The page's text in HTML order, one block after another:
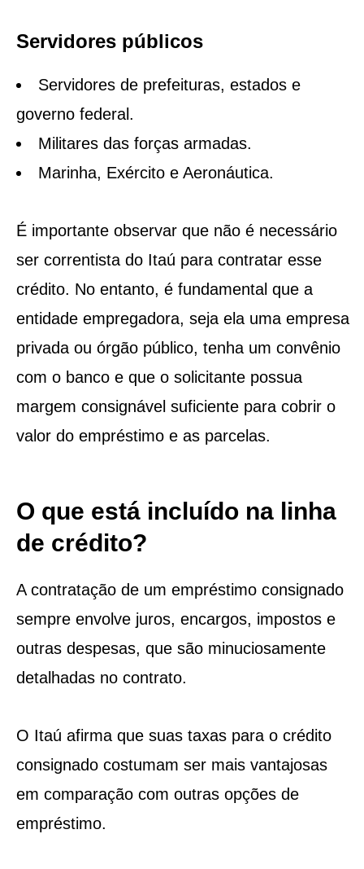
Servidores públicos
Servidores de prefeituras, estados e
governo federal.
Militares das forças armadas.
Marinha, Exército e Aeronáutica.
É importante observar que não é necessário
ser correntista do Itaú para contratar esse
crédito. No entanto, é fundamental que a
entidade empregadora, seja ela uma empresa
privada ou órgão público, tenha um convênio
com o banco e que o solicitante possua
margem consignável suficiente para cobrir o
valor do empréstimo e as parcelas.
O que está incluído na linha
de crédito?
A contratação de um empréstimo consignado
sempre envolve juros, encargos, impostos e
outras despesas, que são minuciosamente
detalhadas no contrato.
O Itaú afirma que suas taxas para o crédito
consignado costumam ser mais vantajosas
em comparação com outras opções de
empréstimo.